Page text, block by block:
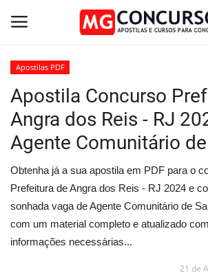
Home
Apostilas PDF
Apostila Impressa
Cursos Online
Apostilas PDF
Apostila Concurso
Angra dos Reis - RJ
Agente Comunitário
Obtenha já a sua apostila em PDF para o
Prefeitura de Angra dos Reis - RJ 2024 e
sonhada vaga de Agente Comunitário de
com um material completo e atualizado
informações necessárias...
21 de